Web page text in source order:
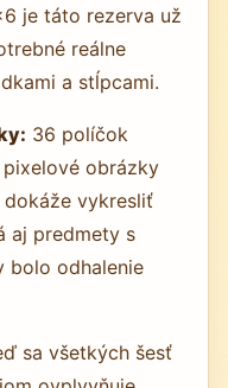
je táto rezerva už
reálne
a stĺpcami.
36 políčok
obrázky
vykresliť
aj predmety s
bolo odhalenie
sa všetkých šesť